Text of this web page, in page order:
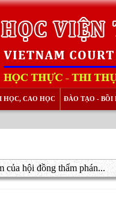
HỌC, CAO HỌC ĐÀO TẠO - BỒI
của hội đồng thẩm phán...